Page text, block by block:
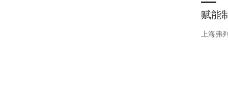
赋能
上海弗